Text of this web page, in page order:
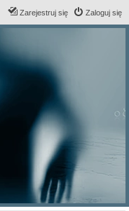
Zaloguj się
Zarejestruj się